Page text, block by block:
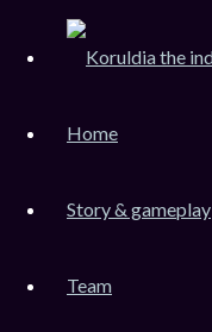
Home
Story & gameplay
Team